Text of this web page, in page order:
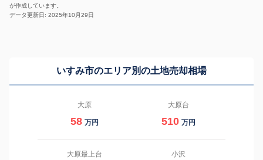
が作成しています。
データ更新日: 2025年10月29日
いすみ市のエリア別の土地売却相場
大原
58 万円
大原台
510 万円
大原最上台 小沢